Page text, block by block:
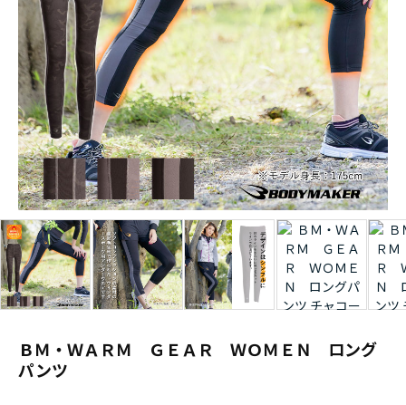
ＢＭ・ＷＡＲＭ ＧＥＡＲ ＷＯＭＥＮ ロング
パンツ